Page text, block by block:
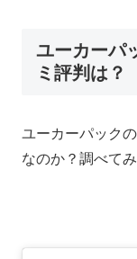
ユーカーパ
ミ評判は？
ユーカーパック
なのか？調べてみ